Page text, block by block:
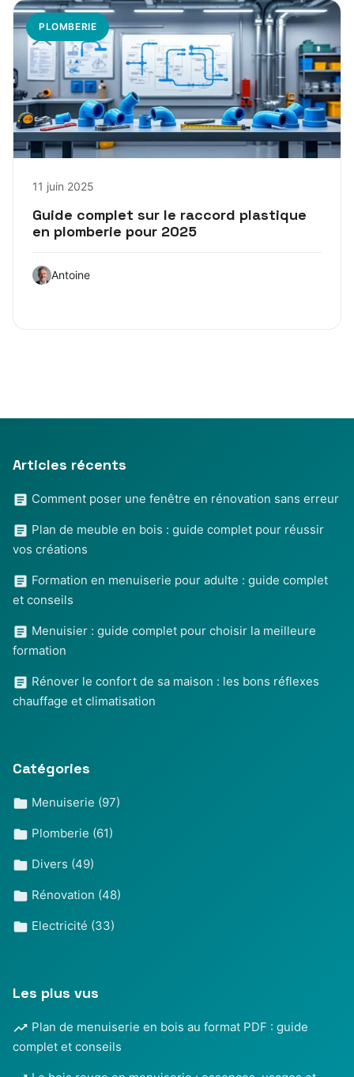
PLOMBERIE
11 juin 2025
Guide complet sur le raccord plastique
en plomberie pour 2025
Antoine
Articles récents
Comment poser une fenêtre en rénovation sans erreur
Plan de meuble en bois : guide complet pour réussir
vos créations
Formation en menuiserie pour adulte : guide complet
et conseils
Menuisier : guide complet pour choisir la meilleure
formation
Rénover le confort de sa maison : les bons réflexes
chauffage et climatisation
Catégories
Menuiserie (97)
Plomberie (61)
Divers (49)
Rénovation (48)
Electricité (33)
Les plus vus
Plan de menuiserie en bois au format PDF : guide
complet et conseils